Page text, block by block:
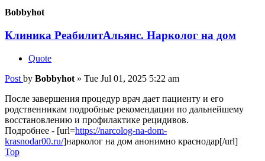
Bobbyhot
Клиника РеабилитАльянс. Нарколог на дом
Quote
Post by Bobbyhot » Tue Jul 01, 2025 5:22 am
После завершения процедур врач дает пациенту и его
родственникам подробные рекомендации по дальнейшему
восстановлению и профилактике рецидивов.
Подробнее - [url=https://narcolog-na-dom-
krasnodar00.ru/]нарколог на дом анонимно краснодар[/url]
Top